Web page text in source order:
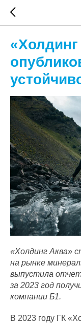
«Холдинг Аква»
на рынке
выпустила
за 2023 год
компании Б1.
В 2023 году ГК